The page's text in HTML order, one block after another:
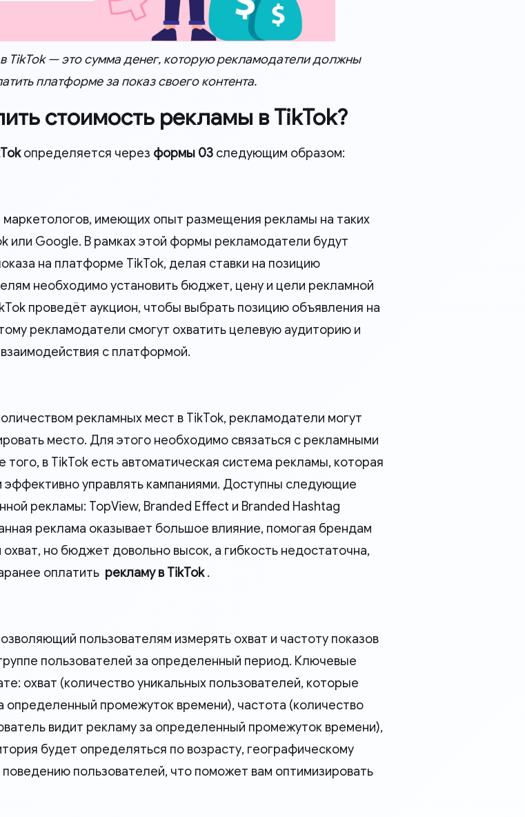
TikTok — это сумма денег, которую рекламодатели должны
платформе за показ своего контента.
стоимость рекламы в TikTok?
определяется через формы 03 следующим образом:
имеющих опыт размещения рекламы на таких
или Google. В рамках этой формы рекламодатели будут
на платформе TikTok, делая ставки на позицию
необходимо установить бюджет, цену и цели рекламной
проведёт аукцион, чтобы выбрать позицию объявления на
рекламодатели смогут охватить целевую аудиторию и
с платформой.
рекламных мест в TikTok, рекламодатели могут
место. Для этого необходимо связаться с рекламными
того, в TikTok есть автоматическая система рекламы, которая
эффективно управлять кампаниями. Доступны следующие
рекламы: TopView, Branded Effect и Branded Hashtag
реклама оказывает большое влияние, помогая брендам
охват, но бюджет довольно высок, а гибкость недостаточна,
оплатить рекламу в TikTok.
пользователям измерять охват и частоту показов
пользователей за определенный период. Ключевые
охват (количество уникальных пользователей, которые
определенный промежуток времени), частота (количество
видит рекламу за определенный промежуток времени),
будет определяться по возрасту, географическому
пользователей, что поможет вам оптимизировать